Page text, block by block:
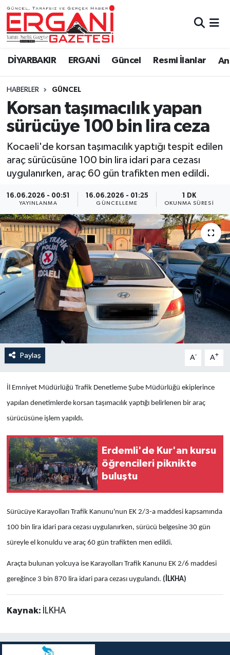
DİYARBAKIR ERGANİ Güncel Resmi İlanlar
HABERLER GÜNCEL
Korsan taşımacılık yapan
sürücüye 100 bin lira ceza
Kocaeli'de korsan taşımacılık yaptığı tespit edilen
araç sürücüsüne 100 bin lira idari para cezası
uygulanırken, araç 60 gün trafikten men edildi.
16.06.2026 - 00:51
YAYINLANMA
16.06.2026 - 01:25
GÜNCELLEME
1 DK
OKUNMA SÜRESI
Paylaş A- A+
İl Emniyet Müdürlüğü Trafik Denetleme Şube Müdürlüğü ekiplerince
yapılan denetimlerde korsan taşımacılık yaptığı belirlenen bir araç
sürücüsüne işlem yapıldı.
Erdemli'de Kur'an kursu
öğrencileri piknikte
buluştu
Sürücüye Karayolları Trafik Kanunu'nun EK 2/3-a maddesi kapsamında
100 bin lira idari para cezası uygulanırken, sürücü belgesine 30 gün
süreyle el konuldu ve araç 60 gün trafikten men edildi.
Araçta bulunan yolcuya ise Karayolları Trafik Kanunu EK 2/6 maddesi
gereğince 3 bin 870 lira idari para cezası uygulandı. (İLKHA)
Kaynak: İLKHA
DİYARBAKIR
BİSMİL
BAĞLAR
ERGANİ
Güncel
Eği̇ti̇m
Resmi İlanlar
Sağlık
Si̇yaset
Spor
Yaşam
Anali̇z
Bi̇li̇m & Teknoloji̇
Dünya
Eği̇ti̇m
Ergani Nöbetçi Eczaneler
Ergani Hava Durumu
Ergani Trafik Yoğunluk Haritası
Süper Lig Puan Durumu ve Fikstür
Tüm Manşetler
Son Dakika Haberleri
Haber Arşivi